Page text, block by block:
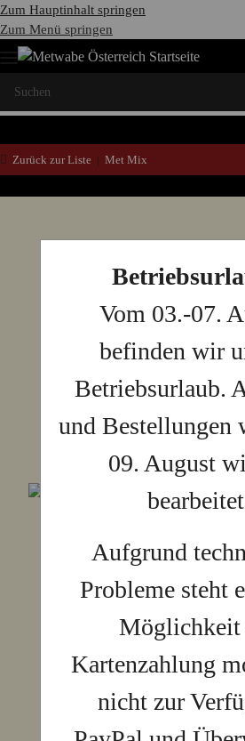
Zum Hauptinhalt springen
Zum Menü springen
Zurück zur Liste Met Mix
Vom 03.-07.
befinden wir
Betriebsurlaub.
und Bestellungen
09. August
Aufgrund
Probleme steht
Möglichkeit
Kartenzahlung
nicht zur